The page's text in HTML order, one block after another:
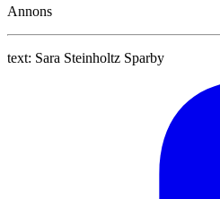
Annons
text: Sara Steinholtz Sparby